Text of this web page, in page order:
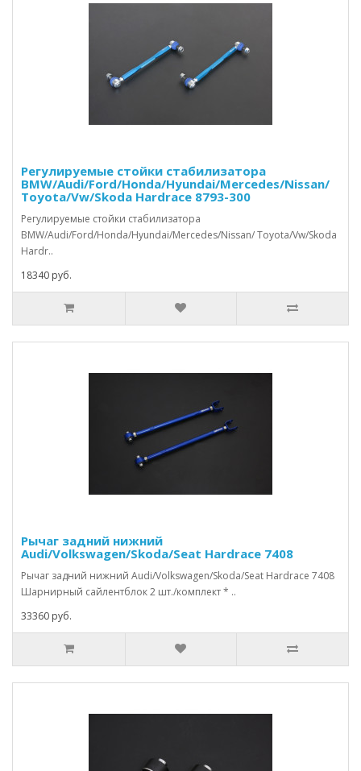
Регулируемые стойки стабилизатора
BMW/Audi/Ford/Honda/Hyundai/Mercedes/Nissan/
Toyota/Vw/Skoda Hardrace 8793-300
Регулируемые стойки стабилизатора
BMW/Audi/Ford/Honda/Hyundai/Mercedes/Nissan/ Toyota/Vw/Skoda
Hardr..
18340 руб.
Рычаг задний нижний
Audi/Volkswagen/Skoda/Seat Hardrace 7408
Рычаг задний нижний Audi/Volkswagen/Skoda/Seat Hardrace 7408
Шарнирный сайлентблок 2 шт./комплект * ..
33360 руб.